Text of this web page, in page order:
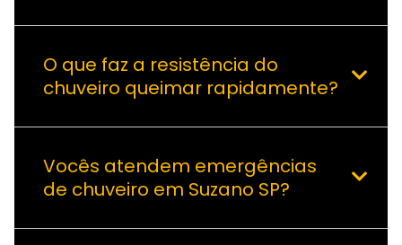
O que faz a resistência do
chuveiro queimar rapidamente?
Vocês atendem emergências
de chuveiro em Suzano SP?